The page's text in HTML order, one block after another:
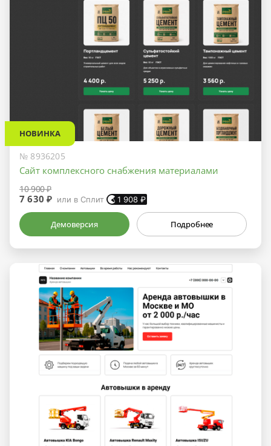
НОВИНКА
№ 8936205
Сайт комплексного снабжения материалами
10 900 ₽
7 630 ₽ или в Сплит 1 908 ₽
Демоверсия Подробнее